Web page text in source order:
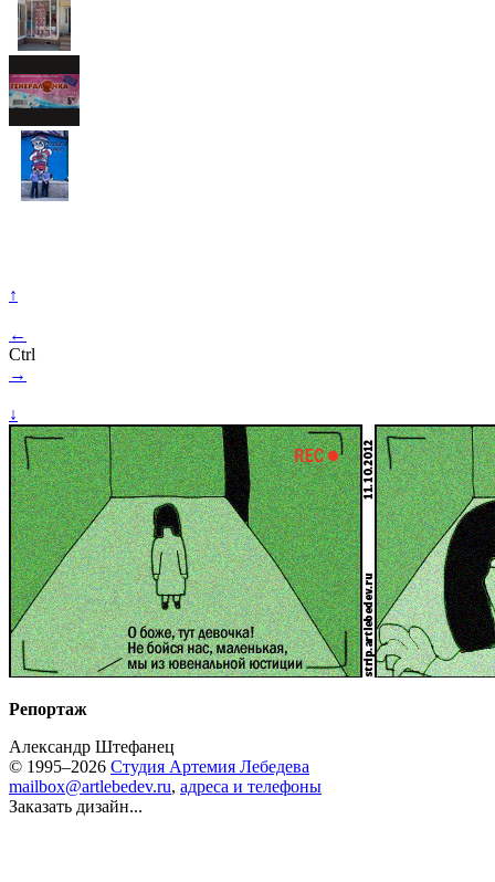
↑
←
Ctrl
→
↓
Репортаж
Александр Штефанец
© 1995–2026 Студия Артемия Лебедева
mailbox@artlebedev.ru, адреса и телефоны
Заказать дизайн...